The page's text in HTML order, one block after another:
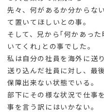
先々、何があるか分からな
て置いてほしいとの事。
そして、兄から｢何かあっ
いてくれ｣との事でした。
私は自分の社員を海外に送
送り込んだ社員に対し、最
保障出来ない状態でいる。
部下にその様な状況で仕事
事を言う訳にはいかない。